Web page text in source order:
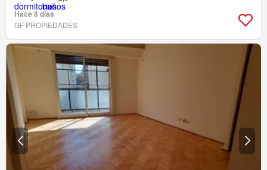
Hace 8 días
GF PROPIEDADES